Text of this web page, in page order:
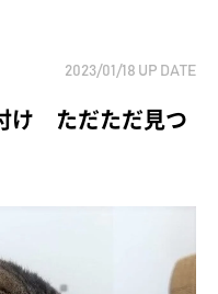
2023/01/18 UP DATE
け ただただ見つ